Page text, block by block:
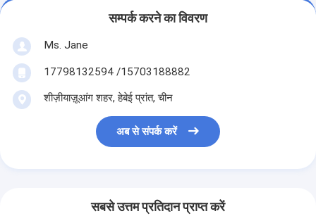
सम्पर्क करने का विवरण
Ms. Jane
17798132594 /15703188882
शीज़ीयाज़ूआंग शहर, हेबेई प्रांत, चीन
अब से संपर्क करें
सबसे उत्तम प्रतिदान प्राप्त करें